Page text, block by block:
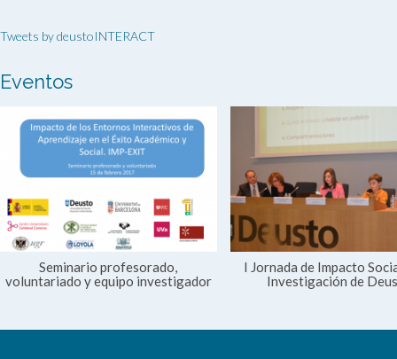
Tweets by deustoINTERACT
Eventos
Seminario profesorado,
voluntariado y equipo investigador
I Jornada de Impacto
Investigación de